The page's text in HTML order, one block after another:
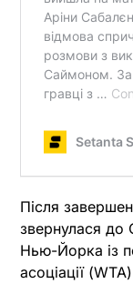
Після
звернулася до
Нью-Йорка із
асоціації